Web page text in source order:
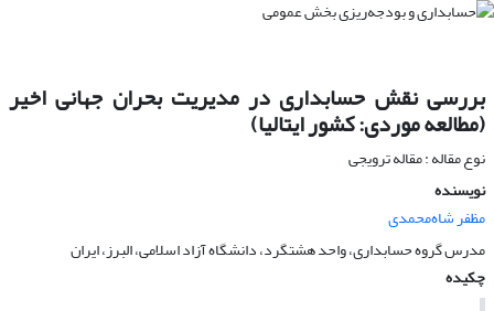
بررسی نقش حسابداری در مدیریت بحران جهانی اخیر
(مطالعه موردی: کشور ایتالیا)
نوع مقاله : مقاله ترویجی
نویسنده
مظفر شاه‌محمدی
مدرس گروه حسابداری، واحد هشتگرد، دانشگاه آزاد اسلامی، البرز، ایران
چکیده